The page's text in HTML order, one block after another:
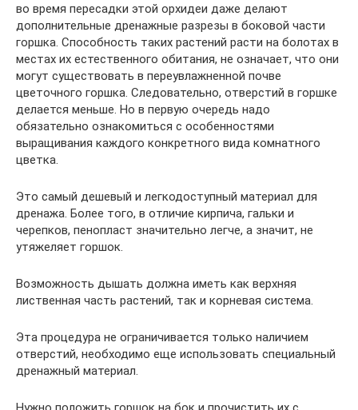
во время пересадки этой орхидеи даже делают
дополнительные дренажные разрезы в боковой части
горшка. Способность таких растений расти на болотах в
местах их естественного обитания, не означает, что они
могут существовать в переувлажненной почве
цветочного горшка. Следовательно, отверстий в горшке
делается меньше. Но в первую очередь надо
обязательно ознакомиться с особенностями
выращивания каждого конкретного вида комнатного
цветка.
Это самый дешевый и легкодоступный материал для
дренажа. Более того, в отличие кирпича, гальки и
черепков, пенопласт значительно легче, а значит, не
утяжеляет горшок.
Возможность дышать должна иметь как верхняя
лиственная часть растений, так и корневая система.
Эта процедура не ограничивается только наличием
отверстий, необходимо еще использовать специальный
дренажный материал.